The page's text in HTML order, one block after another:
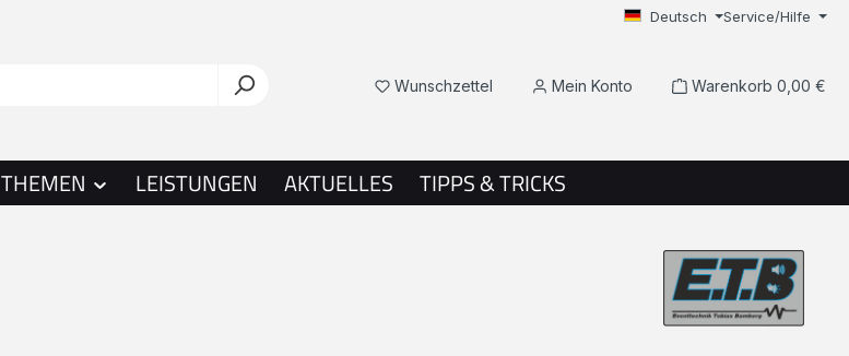
Deutsch Service/Hilfe
Wunschzettel Du hast 0 Produkte auf dem Merkzettel
Mein Konto Warenkorb 0,00 €
THEMEN LEISTUNGEN AKTUELLES TIPPS & TRICKS